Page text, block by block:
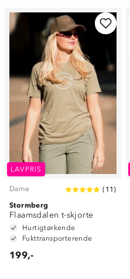
LAVPRIS
Dame ( 11 )
Stormberg
Flaamsdalen t-skjorte
Hurtigtørkende
Fukttransporterende
199,-